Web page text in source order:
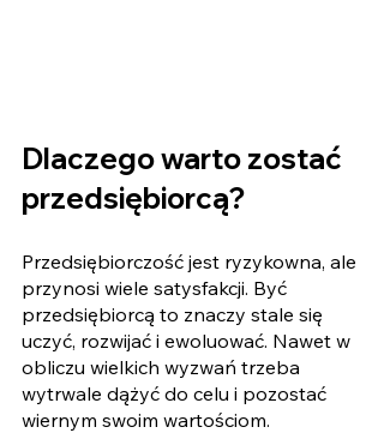
Dlaczego warto zostać
przedsiębiorcą?
Przedsiębiorczość jest ryzykowna, ale
przynosi wiele satysfakcji. Być
przedsiębiorcą to znaczy stale się
uczyć, rozwijać i ewoluować. Nawet w
obliczu wielkich wyzwań trzeba
wytrwale dążyć do celu i pozostać
wiernym swoim wartościom.